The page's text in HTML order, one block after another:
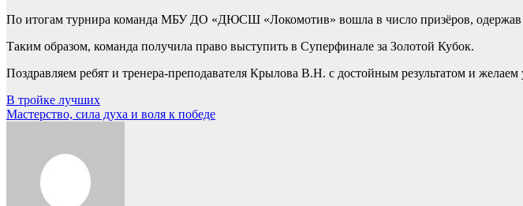
По итогам турнира команда МБУ ДО «ДЮСШ «Локомотив» вошла в число призёров, одержав
Таким образом, команда получила право выступить в Суперфинале за Золотой Кубок.
Поздравляем ребят и тренера-преподавателя Крылова В.Н. с достойным результатом и
Навигация
по
В тройке лучших
Мастерство, сила духа и воля к победе